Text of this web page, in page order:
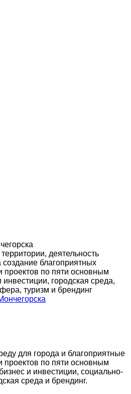
деятельность
благоприятных
проектов по пяти основным
городская среда,
туризм и брендинг
для города и благоприятные
проектов по пяти основным
и инвестиции, социально-
среда и брендинг.